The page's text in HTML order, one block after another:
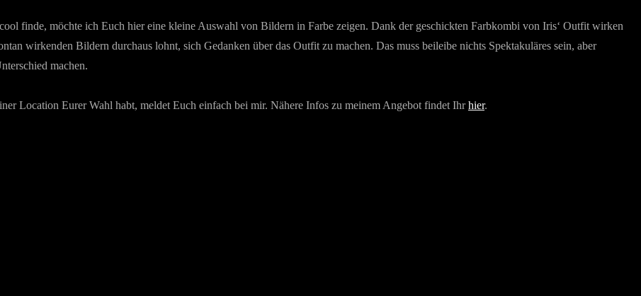
finde, möchte ich Euch hier eine kleine Auswahl von Bildern in Farbe zeigen. Dank der geschickten Farbkombi von Iris‘ Outfit wirken
wirkenden Bildern durchaus lohnt, sich Gedanken über das Outfit zu machen. Das muss beileibe nichts Spektakuläres sein, aber
machen.
Location Eurer Wahl habt, meldet Euch einfach bei mir. Nähere Infos zu meinem Angebot findet Ihrhier.